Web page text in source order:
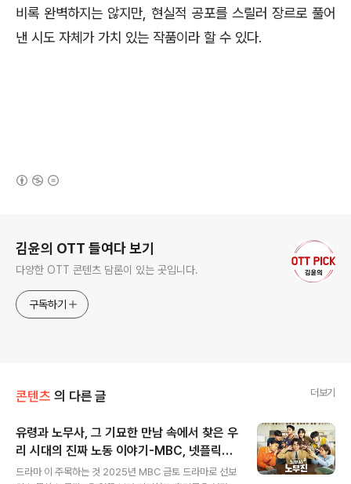
비록 완벽하지는 않지만 ,현실적 공포를 스릴러 장르로 풀어
낸 시도 자체가 가치 있는 작품이라 할 수 있다.
김윤의 OTT 들여다 보기
다양한 OTT 콘텐츠 담론이 있는 곳입니다.
구독하기
콘텐츠 의 다른 글 더보기
유령과 노무사, 그 기묘한 만남 속에서 찾은 우
리 시대의 진짜 노동 이야기-MBC, 넷플릭스
드라마 <노무사 노무진>
드라마 이 주목하는 것 2025년 MBC 금토 드라마로 선보